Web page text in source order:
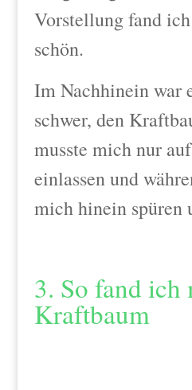
Vorstellung fand
schön.
Im Nachhinein war
schwer, den
musste mich nur
einlassen und
mich hinein spüren
3. So fand ich
Kraftbaum